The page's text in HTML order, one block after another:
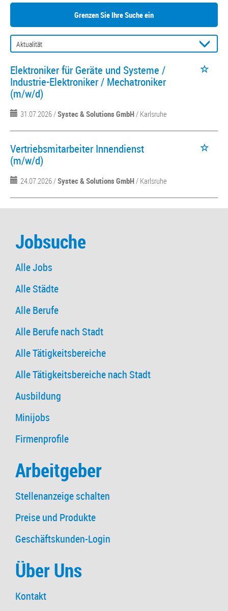
Grenzen Sie Ihre Suche ein
Elektroniker für Geräte und Systeme /
Industrie-Elektroniker / Mechatroniker
(m/w/d)
31.07.2026 /Systec & Solutions GmbH/ Karlsruhe
Vertriebsmitarbeiter Innendienst
(m/w/d)
24.07.2026 /Systec & Solutions GmbH/ Karlsruhe
Jobsuche
Alle Jobs
Alle Städte
Alle Berufe
Alle Berufe nach Stadt
Alle Tätigkeitsbereiche
Alle Tätigkeitsbereiche nach Stadt
Ausbildung
Minijobs
Firmenprofile
Arbeitgeber
Stellenanzeige schalten
Preise und Produkte
Geschäftskunden-Login
Über Uns
Kontakt